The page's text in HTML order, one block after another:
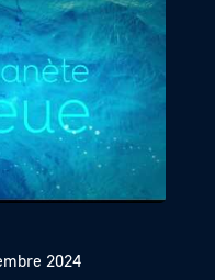
2024